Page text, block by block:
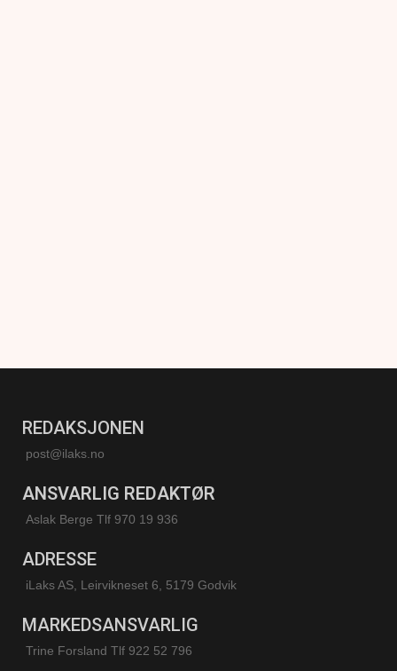
REDAKSJONEN
post@ilaks.no
ANSVARLIG REDAKTØR
Aslak Berge Tlf 970 19 936
ADRESSE
iLaks AS, Leirvikneset 6, 5179 Godvik
MARKEDSANSVARLIG
Trine Forsland Tlf 922 52 796